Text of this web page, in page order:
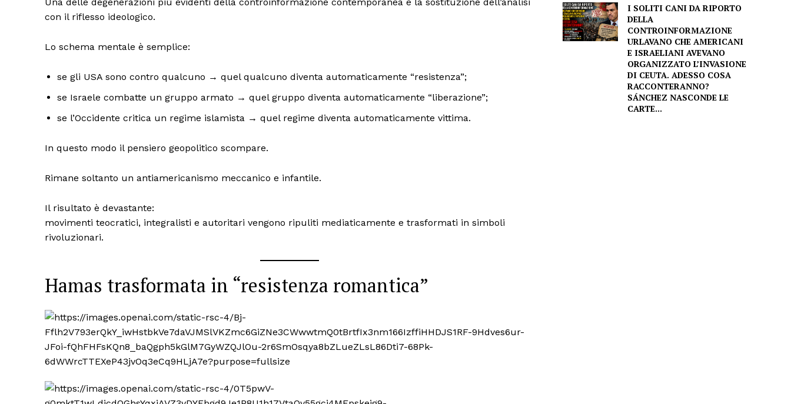
con il riflesso ideologico.
Lo schema mentale è semplice:
se gli USA sono contro qualcuno → quel qualcuno diventa automaticamente “resistenza”;
se Israele combatte un gruppo armato → quel gruppo diventa automaticamente “liberazione”;
se l’Occidente critica un regime islamista → quel regime diventa automaticamente vittima.
In questo modo il pensiero geopolitico scompare.
Rimane soltanto un antiamericanismo meccanico e infantile.
Il risultato è devastante:
movimenti teocratici, integralisti e autoritari vengono ripuliti mediaticamente e trasformati in simboli
rivoluzionari.
Hamas trasformata in “resistenza romantica”
I SOLITI CANI DA RIPORTO
DELLA
CONTROINFORMAZIONE
URLAVANO CHE AMERICANI
E ISRAELIANI AVEVANO
ORGANIZZATO L’INVASIONE
DI CEUTA. ADESSO COSA
RACCONTERANNO?
SÁNCHEZ NASCONDE LE
CARTE...